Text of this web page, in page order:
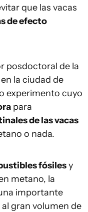
que las vacas
de efecto
posdoctoral de la
en la ciudad de
experimento cuyo
para
de las vacas
o nada.
fósilesy
metano, la
importante
gran volumen de